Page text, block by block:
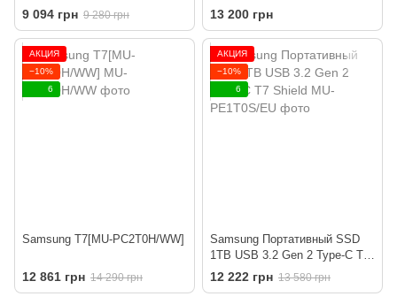
Canvio Basics 2022 Black
9 094 грн 9 280 грн 13 200 грн
АКЦИЯ
−10%
6
Samsung T7[MU-PC2T0H/WW]
12 861 грн 14 290 грн
АКЦИЯ
−10%
6
Samsung Портативный SSD
1TB USB 3.2 Gen 2 Type-C T7
Shield
12 222 грн 13 580 грн